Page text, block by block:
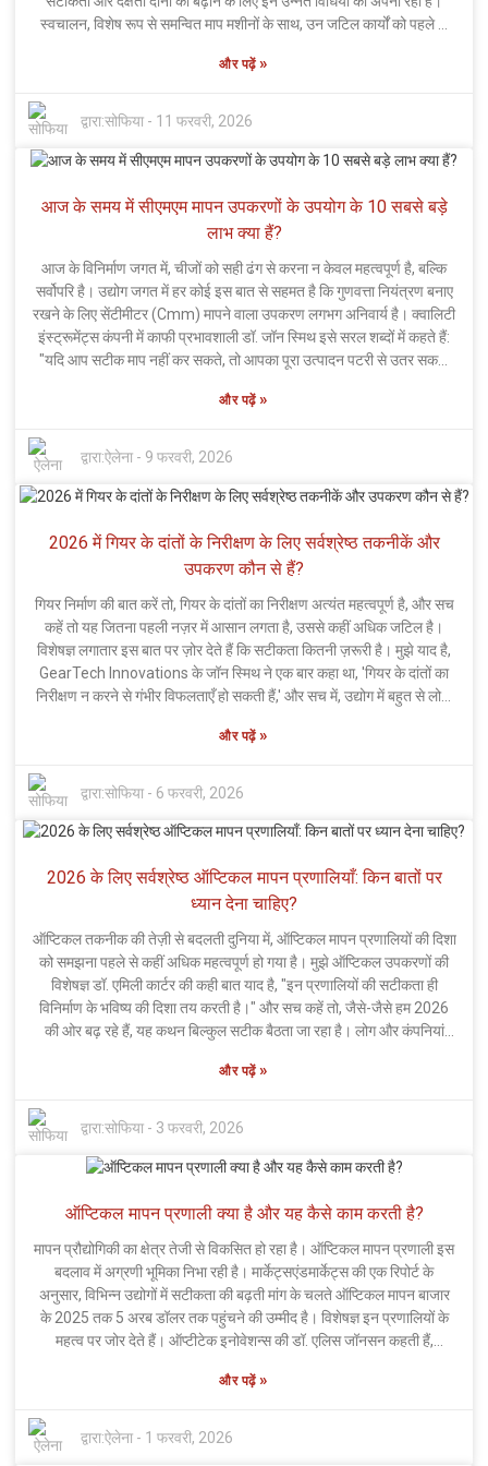
हो।
स्वचालन, विशेष रूप से समन्वित माप मशीनों के साथ, उन जटिल कार्यों को पहले से
सहनशीलता पर नज़र रखना और छोटे दोषों का पता लगाना बहुत आसान हो गया है।
के लिए अत्यंत महत्वपूर्ण है। बेशक, सब कुछ एकदम सही नहीं है। रास्ते में कुछ बाधाएँ
भी हैं, जैसे कि उच्च प्रारंभिक लागत जो छोटे व्यवसायों को हतोत्साहित कर सकती है,
और कर्मचारियों को नई तकनीक का उपयोग करने के लिए प्रशिक्षित करने में निरंतर
व्यवसायों को दीर्घकालिक रूप से बहुत मदद कर सकती है। अपनी वर्तमान
प्रक्रियाओं की समीक्षा करना और सुधार के क्षेत्रों की तलाश करना एक समझदारी
उत्पादन स्तर को बढ़ा सकती हैं। जैसे-जैसे उद्योग विकसित होता जा रहा है,
स्वचालित प्रणाली अपनाने के महान लाभों और संभावित बाधाओं दोनों का मूल्यांकन
करना वास्तव में महत्वपूर्ण है।
और पढ़ें»
द्वारा:सोफिया - 11 फरवरी, 2026
आज के समय में सीएमएम मापन उपकरणों के उपयोग के 10 सबसे बड़े
लाभ क्या हैं?
आज के विनिर्माण जगत में, चीजों को सही ढंग से करना न केवल महत्वपूर्ण है, बल्कि
सर्वोपरि है। उद्योग जगत में हर कोई इस बात से सहमत है कि गुणवत्ता नियंत्रण बनाए
रखने के लिए सेंटीमीटर (Cmm) मापने वाला उपकरण लगभग अनिवार्य है। क्वालिटी
इंस्ट्रूमेंट्स कंपनी में काफी प्रभावशाली डॉ. जॉन स्मिथ इसे सरल शब्दों में कहते हैं:
"यदि आप सटीक माप नहीं कर सकते, तो आपका पूरा उत्पादन पटरी से उतर सकता
वास्तव में उत्पादकता बढ़ाते हैं और अपव्यय को कम करने में मदद करते हैं। जिन
उत्पादन प्रक्रियाओं में कम त्रुटियां देखती हैं। इससे समय और, निश्चित रूप से,
धन की बचत होती है। लेकिन बात यह है कि अभी भी कई व्यवसाय पुराने तरीकों से
काम कर रहे हैं, जिससे कई तरह की अनियमितताएं उत्पन्न हो सकती हैं। सेंटीमीटर
नहीं है—इसके लिए थोड़े प्रशिक्षण और थोड़े वित्तीय निवेश की आवश्यकता होती है।
कुछ कंपनियां लागत को लेकर थोड़ी संशय में हैं। लेकिन यकीन मानिए, लंबे समय में
अपनाना पारंपरिक तौर-तरीकों में बड़ा बदलाव ला सकता है। हां, अपने कम्फर्ट ज़ोन से
बाहर निकलना हिम्मत का काम है, लेकिन इसके फायदे? बिलकुल लाजवाब हैं। कहने
का मतलब यह है कि अगर आपको सटीक परिणाम चाहिए, तो आज से ही शुरुआत कर
दीजिए। इंतज़ार क्यों करें?
और पढ़ें»
द्वारा:ऐलेना - 9 फरवरी, 2026
2026 में गियर के दांतों के निरीक्षण के लिए सर्वश्रेष्ठ तकनीकें और
उपकरण कौन से हैं?
गियर निर्माण की बात करें तो, गियर के दांतों का निरीक्षण अत्यंत महत्वपूर्ण है, और सच
कहें तो यह जितना पहली नज़र में आसान लगता है, उससे कहीं अधिक जटिल है।
विशेषज्ञ लगातार इस बात पर ज़ोर देते हैं कि सटीकता कितनी ज़रूरी है। मुझे याद है,
GearTech Innovations के जॉन स्मिथ ने एक बार कहा था, 'गियर के दांतों का
निरीक्षण न करने से गंभीर विफलताएँ हो सकती हैं,' और सच में, उद्योग में बहुत से लोगों
सुचारू रूप से काम करने योग्य बनाना केवल सरसरी नज़र डालने से नहीं होता। यह
इमेजिंग और लेज़र स्कैनिंग सचमुच गेम-चेंजर हैं—वे वाकई कमाल के हैं। लेकिन इस
सारी आधुनिक तकनीक के बावजूद, आपको पैनी नज़र की ज़रूरत है। इंसान गलतियाँ
कर सकते हैं, और यह ऐसी चीज़ है जिसे आप नज़रअंदाज़ नहीं कर सकते। 2026 में
और आजमाए हुए पारंपरिक तरीकों के बीच सही संतुलन खोजने के बारे में है। यह एक
नाजुक संतुलन है। कभी-कभी, सबसे अच्छा तरीका खोजने में कुछ परीक्षण और त्रुटि
करने में सहायक होता है। अंततः, गियर के दाँतों का सही निरीक्षण करना केवल एक
झंझट नहीं है—यह मशीनरी को विश्वसनीय और सुरक्षित बनाए रखने की कुंजी है।
और पढ़ें»
द्वारा:सोफिया - 6 फरवरी, 2026
2026 के लिए सर्वश्रेष्ठ ऑप्टिकल मापन प्रणालियाँ: किन बातों पर
ध्यान देना चाहिए?
ऑप्टिकल तकनीक की तेज़ी से बदलती दुनिया में, ऑप्टिकल मापन प्रणालियों की दिशा
को समझना पहले से कहीं अधिक महत्वपूर्ण हो गया है। मुझे ऑप्टिकल उपकरणों की
विशेषज्ञ डॉ. एमिली कार्टर की कही बात याद है, "इन प्रणालियों की सटीकता ही
विनिर्माण के भविष्य की दिशा तय करती है।" और सच कहें तो, जैसे-जैसे हम 2026
की ओर बढ़ रहे हैं, यह कथन बिल्कुल सटीक बैठता जा रहा है। लोग और कंपनियां
समाधान चाहते हैं जो चीजों को जटिल बनाए बिना गुणवत्ता नियंत्रण को बेहतर बनाएं।
बारीकियों को अत्यंत उच्च सटीकता के साथ मापने में सक्षम हैं। लेकिन बात यह है कि
बाज़ार में मौजूद सभी प्रणालियां उम्मीदों पर खरी नहीं उतरतीं। कुछ प्रणालियां
उम्मीदों पर खरी नहीं उतरतीं, जिससे उत्पादन स्थल पर महंगी गलतियां हो सकती हैं।
महत्वपूर्ण हो जाता है। पुरानी या कम विश्वसनीय तकनीक का उपयोग करने से काम
धीमा हो सकता है और अधिक समय बर्बाद हो सकता है, जो कोई नहीं चाहता।
निर्माताओं को अपने विकल्पों पर गंभीरता से विचार करने और विश्वसनीयता और
नवीनता को संयोजित करने वाली प्रणालियों को चुनने की आवश्यकता है। नवीनतम
ऑप्टिकल उपकरणों में निवेश करने का मतलब केवल बेहतर उत्पाद ही नहीं है; यह
व्यवसायों को प्रतिस्पर्धी बने रहने और विकास करने में भी मदद करता है। भविष्य
उज्ज्वल दिखता है—जब आप आज समझदारी भरे निर्णय लेते हैं, तो चीजें सही दिशा में
बढ़ने लगती हैं।
और पढ़ें»
द्वारा:सोफिया - 3 फरवरी, 2026
ऑप्टिकल मापन प्रणाली क्या है और यह कैसे काम करती है?
मापन प्रौद्योगिकी का क्षेत्र तेजी से विकसित हो रहा है। ऑप्टिकल मापन प्रणाली इस
बदलाव में अग्रणी भूमिका निभा रही है। मार्केट्सएंडमार्केट्स की एक रिपोर्ट के
अनुसार, विभिन्न उद्योगों में सटीकता की बढ़ती मांग के चलते ऑप्टिकल मापन बाजार
के 2025 तक 5 अरब डॉलर तक पहुंचने की उम्मीद है। विशेषज्ञ इन प्रणालियों के
महत्व पर जोर देते हैं। ऑप्टीटेक इनोवेशन्स की डॉ. एलिस जॉनसन कहती हैं,
क्रांतिकारी बदलाव ला रही हैं।" यह नवाचार न केवल उत्पादकता बढ़ाता है बल्कि
प्रणाली एकीकरण को लेकर चुनौतियां अभी भी बनी हुई हैं। ऑप्टिकल मापन
प्रणालियां महत्वपूर्ण डेटा प्रदान करती हैं, फिर भी इष्टतम प्रदर्शन प्राप्त करने के
और पढ़ें»
द्वारा:ऐलेना - 1 फरवरी, 2026